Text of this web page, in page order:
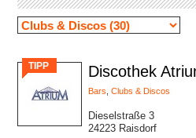
TIPP Discothek
Bars Clubs & Discos
Dieselstraße 3
24223 Raisdorf